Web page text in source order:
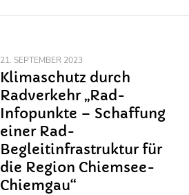
21. SEPTEMBER 2023
Klimaschutz durch
Radverkehr „Rad-
Infopunkte – Schaffung
einer Rad-
Begleitinfrastruktur für
die Region Chiemsee-
Chiemgau“